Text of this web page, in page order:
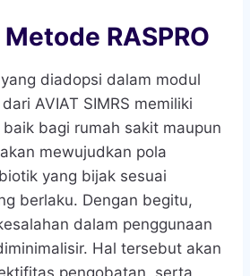
RASPRO
yang diadopsi dalam modul
AVIAT SIMRS memiliki
bagi rumah sakit maupun
mewujudkan pola
yang bijak sesuai
berlaku. Dengan begitu,
dalam penggunaan
Hal tersebut akan
pengobatan, serta